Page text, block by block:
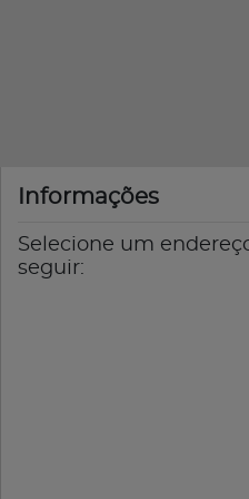
Informações
Selecione um
seguir: